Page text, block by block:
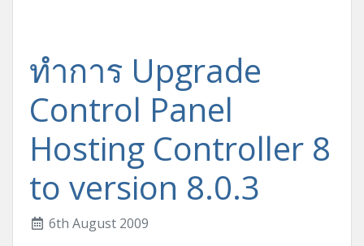
ทำการ Upgrade
Control Panel
Hosting Controller 8
to version 8.0.3
6th August 2009